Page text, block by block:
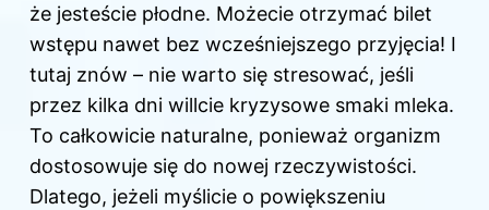
że jesteście płodne. Możecie otrzymać bilet
wstępu nawet bez wcześniejszego przyjęcia! I
tutaj znów – nie warto się stresować, jeśli
przez kilka dni willcie kryzysowe smaki mleka.
To całkowicie naturalne, ponieważ organizm
dostosowuje się do nowej rzeczywistości.
Dlatego, jeżeli myślicie o powiększeniu